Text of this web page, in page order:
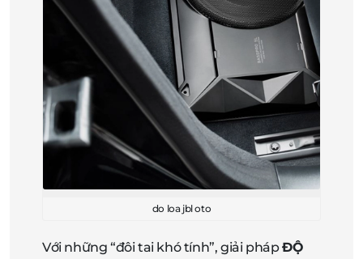
do loa jbl oto
Với những “đôi tai khó tính”, giải phápĐỘ